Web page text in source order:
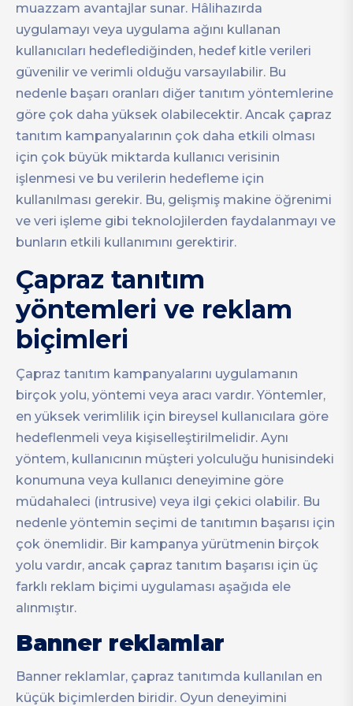
muazzam avantajlar sunar. Hâlihazırda
uygulamayı veya uygulama ağını kullanan
kullanıcıları hedeflediğinden, hedef kitle verileri
güvenilir ve verimli olduğu varsayılabilir. Bu
nedenle başarı oranları diğer tanıtım yöntemlerine
göre çok daha yüksek olabilecektir. Ancak çapraz
tanıtım kampanyalarının çok daha etkili olması
için çok büyük miktarda kullanıcı verisinin
işlenmesi ve bu verilerin hedefleme için
kullanılması gerekir. Bu, gelişmiş makine öğrenimi
ve veri işleme gibi teknolojilerden faydalanmayı ve
bunların etkili kullanımını gerektirir.
Çapraz tanıtım
yöntemleri ve reklam
biçimleri
Çapraz tanıtım kampanyalarını uygulamanın
birçok yolu, yöntemi veya aracı vardır. Yöntemler,
en yüksek verimlilik için bireysel kullanıcılara göre
hedeflenmeli veya kişiselleştirilmelidir. Aynı
yöntem, kullanıcının müşteri yolculuğu hunisindeki
konumuna veya kullanıcı deneyimine göre
müdahaleci (intrusive) veya ilgi çekici olabilir. Bu
nedenle yöntemin seçimi de tanıtımın başarısı için
çok önemlidir. Bir kampanya yürütmenin birçok
yolu vardır, ancak çapraz tanıtım başarısı için üç
farklı reklam biçimi uygulaması aşağıda ele
alınmıştır.
Banner reklamlar
Banner reklamlar, çapraz tanıtımda kullanılan en
küçük biçimlerden biridir. Oyun deneyimini